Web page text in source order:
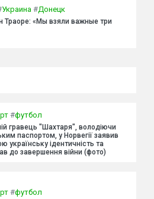
Украина #Донецк
Траоре: «Мы взяли важные три
#футбол
гравець "Шахтаря", володіючи
паспортом, у Норвегії заявив
українську ідентичність та
до завершення війни (фото)
#футбол